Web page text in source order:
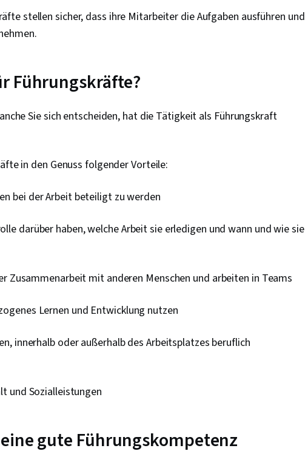
stellen sicher, dass ihre Mitarbeiter die Aufgaben ausführen und
Führungskräfte?
Sie sich entscheiden, hat die Tätigkeit als Führungskraft
in den Genuss folgender Vorteile:
bei der Arbeit beteiligt zu werden
darüber haben, welche Arbeit sie erledigen und wann und wie sie
Zusammenarbeit mit anderen Menschen und arbeiten in Teams
Lernen und Entwicklung nutzen
innerhalb oder außerhalb des Arbeitsplatzes beruflich
und Sozialleistungen
gute Führungskompetenz